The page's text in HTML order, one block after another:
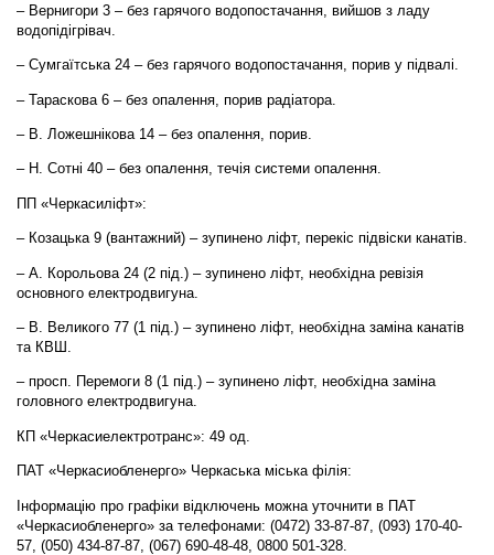
– Вернигори 3 – без гарячого водопостачання, вийшов з ладу
водопідігрівач.
– Сумгаїтська 24 – без гарячого водопостачання, порив у підвалі.
– Тараскова 6 – без опалення, порив радіатора.
– В. Ложешнікова 14 – без опалення, порив.
– Н. Сотні 40 – без опалення, течія системи опалення.
ПП «Черкасиліфт»:
– Козацька 9 (вантажний) – зупинено ліфт, перекіс підвіски канатів.
– А. Корольова 24 (2 під.) – зупинено ліфт, необхідна ревізія
основного електродвигуна.
– В. Великого 77 (1 під.) – зупинено ліфт, необхідна заміна канатів
та КВШ.
– просп. Перемоги 8 (1 під.) – зупинено ліфт, необхідна заміна
головного електродвигуна.
КП «Черкасиелектротранс»: 49 од.
ПАТ «Черкасиобленерго» Черкаська міська філія:
Інформацію про графіки відключень можна уточнити в ПАТ
«Черкасиобленерго» за телефонами: (0472) 33-87-87, (093) 170-40-
57, (050) 434-87-87, (067) 690-48-48, 0800 501-328.